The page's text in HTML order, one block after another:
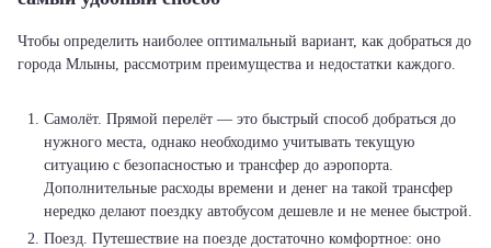
Чтобы определить наиболее оптимальный вариант, как добраться до
города Млыны, рассмотрим преимущества и недостатки каждого.
Самолёт. Прямой перелёт — это быстрый способ добраться до
нужного места, однако необходимо учитывать текущую
ситуацию с безопасностью и трансфер до аэропорта.
Дополнительные расходы времени и денег на такой трансфер
нередко делают поездку автобусом дешевле и не менее быстрой.
Поезд. Путешествие на поезде достаточно комфортное: оно